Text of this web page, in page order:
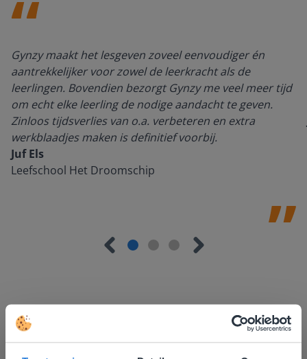
Gynzy maakt het lesgeven zoveel eenvoudiger én
aantrekkelijker voor zowel de leerkracht als de
leerlingen. Bovendien bezorgt Gynzy me veel meer tijd
om echt elke leerling de nodige aandacht te geven.
Zinloos tijdsverlies van o.a. verbeteren en extra
werkblaadjes maken is definitief voorbij.
Juf Els
Leefschool Het Droomschip
Ontdek meer!